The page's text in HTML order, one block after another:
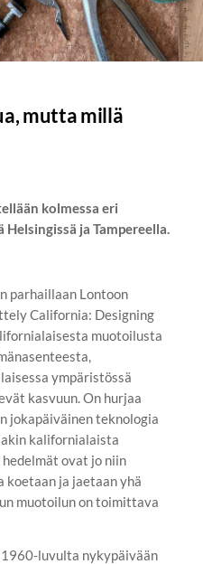
mutta millä
kolmessa eri
ja Tampereella.
parhaillaan Lontoon
California: Designing
muotoilusta
ympäristössä
kasvuun. On hurjaa
jokapäiväinen teknologia
kalifornialaista
ovat jo niin
koetaan ja jaetaan yhä
muotoilun on toimittava
luvulta nykypäivään